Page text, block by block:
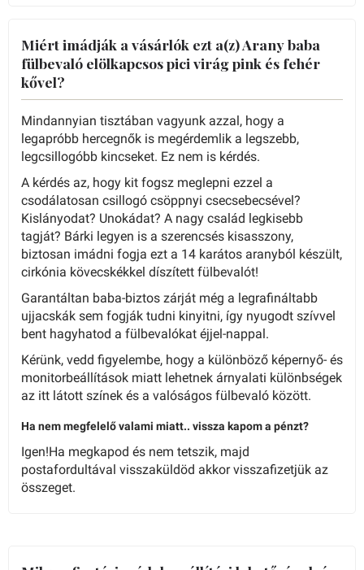
Miért imádják a vásárlók ezt a(z) Arany baba
fülbevaló elölkapcsos pici virág pink és fehér
kővel?
Mindannyian tisztában vagyunk azzal, hogy a
legapróbb hercegnők is megérdemlik a legszebb,
legcsillogóbb kincseket. Ez nem is kérdés.
A kérdés az, hogy kit fogsz meglepni ezzel a
csodálatosan csillogó csöppnyi csecsebecsével?
Kislányodat? Unokádat? A nagy család legkisebb
tagját? Bárki legyen is a szerencsés kisasszony,
biztosan imádni fogja ezt a 14 karátos aranyból készült,
cirkónia kövecskékkel díszített fülbevalót!
Garantáltan baba-biztos zárját még a legrafináltabb
ujjacskák sem fogják tudni kinyitni, így nyugodt szívvel
bent hagyhatod a fülbevalókat éjjel-nappal.
Kérünk, vedd figyelembe, hogy a különböző képernyő- és
monitorbeállítások miatt lehetnek árnyalati különbségek
az itt látott színek és a valóságos fülbevaló között.
Ha nem megfelelő valami miatt.. vissza kapom a pénzt?
Igen!Ha megkapod és nem tetszik, majd
postafordultával visszaküldöd akkor visszafizetjük az
összeget.